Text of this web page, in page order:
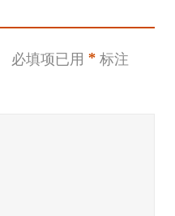
必填项已用 * 标注